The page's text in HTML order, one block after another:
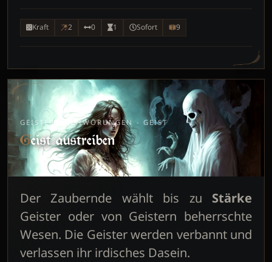
Kraft 2 0 1 Sofort 9
GEISTERBESCHWÖRUNGEN - GEIST
Geist austreiben
Der Zaubernde wählt bis zu Stärke
Geister oder von Geistern beherrschte
Wesen. Die Geister werden verbannt und
verlassen ihr irdisches Dasein.